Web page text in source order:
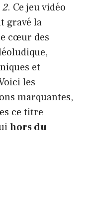
. Ce jeu vidéo
gravé la
cœur des
et
les
marquantes,
ce titre
hors du